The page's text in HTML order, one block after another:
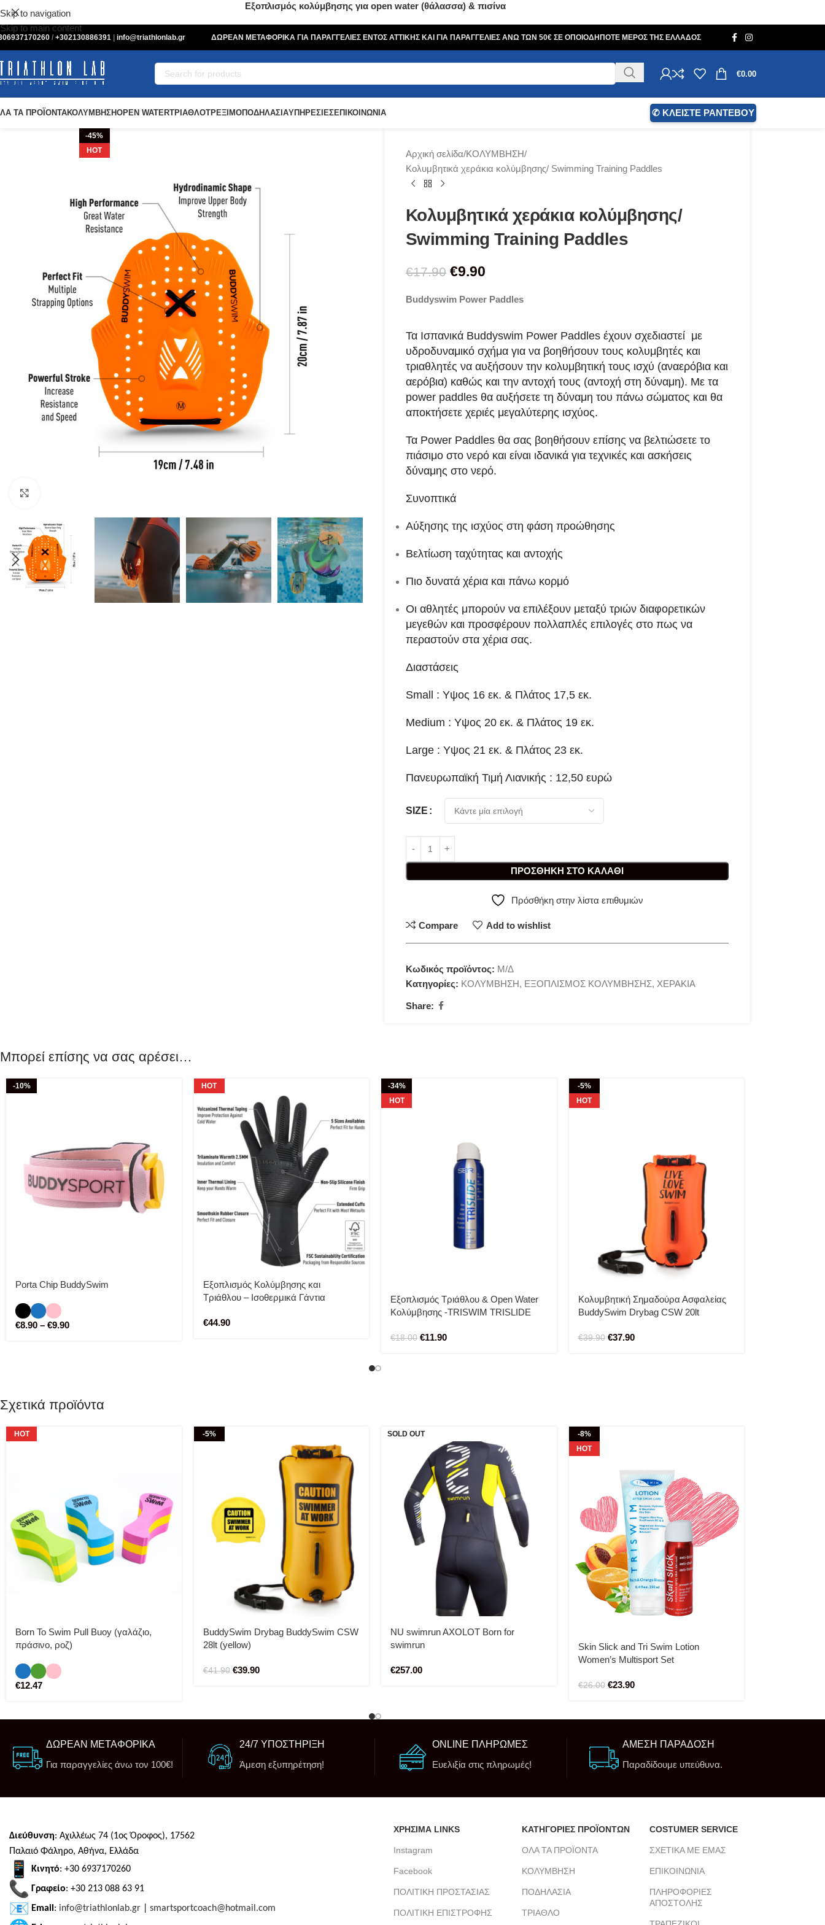
Skip to navigation
Skip to main content
Εξοπλισμός κολύμβησης για open water (θάλασσα) & πισίνα
/ +302130886391 info@triathlonlab.gr ΔΩΡΕΑΝ ΜΕΤΑΦΟΡΙΚΑ ΓΙΑ ΠΑΡΑΓΓΕΛΙΕΣ ΕΝΤΟΣ ΑΤΤΙΚΗΣ ΚΑΙ ΓΙΑ ΠΑΡΑΓΓΕΛΙΕΣ ΑΝΩ ΤΩΝ 50€ ΣΕ ΟΠΟΙΟΔΗΠΟΤΕ ΜΕΡΟΣ ΤΗΣ ΕΛΛΑΔΟΣ
€0.00
ΤΑ ΠΡΟΪΟΝΤΑΚΟΛΥΜΒΗΣΗOPEN WATERΤΡΙΑΘΛΟΤΡΕΞΙΜΟΠΟΔΗΛΑΣΙΑΥΠΗΡΕΣΙΕΣΕΠΙΚΟΙΝΩΝΙΑ ✆ ΚΛΕΙΣΤΕ ΡΑΝΤΕΒΟΥ
-45%
HOT
Αρχική σελίδα ΚΟΛΥΜΒΗΣΗ
Κολυμβητικά χεράκια κολύμβησης/ Swimming Training Paddles
Κολυμβητικά χεράκια κολύμβησης/
Swimming Training Paddles
€17.90 €9.90
Buddyswim Power Paddles
Τα Ισπανικά Buddyswim Power Paddles έχουν σχεδιαστεί με
υδροδυναμικό σχήμα για να βοηθήσουν τους κολυμβητές και
τριαθλητές να αυξήσουν την κολυμβητική τους ισχύ (αναερόβια και
αερόβια) καθώς και την αντοχή τους (αντοχή στη δύναμη). Με τα
power paddles θα αυξήσετε τη δύναμη του πάνω σώματος και θα
αποκτήσετε χεριές μεγαλύτερης ισχύος.
Τα Power Paddles θα σας βοηθήσουν επίσης να βελτιώσετε το
πιάσιμο στο νερό και είναι ιδανικά για τεχνικές και ασκήσεις
δύναμης στο νερό.
Συνοπτικά
Αύξησης της ισχύος στη φάση προώθησης
Βελτίωση ταχύτητας και αντοχής
Πιο δυνατά χέρια και πάνω κορμό
Οι αθλητές μπορούν να επιλέξουν μεταξύ τριών διαφορετικών
μεγεθών και προσφέρουν πολλαπλές επιλογές στο πως να
περαστούν στα χέρια σας.
Διαστάσεις
Small : Υψος 16 εκ. & Πλάτος 17,5 εκ.
Medium : Υψος 20 εκ. & Πλάτος 19 εκ.
Large : Υψος 21 εκ. & Πλάτος 23 εκ.
Πανευρωπαϊκή Τιμή Λιανικής : 12,50 ευρώ
SIZE
ΠΡΟΣΘΉΚΗ ΣΤΟ ΚΑΛΆΘΙ
Πρόσθήκη στην λίστα επιθυμιών
Compare Add to wishlist
Κωδικός προϊόντος: Μ/Δ
Κατηγορίες: ΚΟΛΥΜΒΗΣΗ, ΕΞΟΠΛΙΣΜΟΣ ΚΟΛΥΜΒΗΣΗΣ, ΧΕΡΑΚΙΑ
Share:
Μπορεί επίσης να σας αρέσει…
-10%
Porta Chip BuddySwim
€8.90 – €9.90
HOT
Εξοπλισμός Κολύμβησης και
Τριάθλου – Ισοθερμικά Γάντια
€44.90
-34%
HOT
Εξοπλισμός Τριάθλου & Open Water
Κολύμβησης -TRISWIM TRISLIDE
ερεθισμών, εγκαυμάτων και
€18.00 €11.90
-5%
HOT
Κολυμβητική Σημαδούρα Ασφαλείας
BuddySwim Drybag CSW 20lt
€39.90 €37.90
Σχετικά προϊόντα
HOT
Born To Swim Pull Buoy (γαλάζιο,
πράσινο, ροζ)
€12.47
-5%
BuddySwim Drybag BuddySwim CSW
28lt (yellow)
€41.90 €39.90
SOLD OUT
NU swimrun AXOLOT Born for
swimrun
€257.00
-8%
HOT
Skin Slick and Tri Swim Lotion
Women’s Multisport Set
€26.00 €23.90
ΔΩΡΕΑΝ ΜΕΤΑΦΟΡΙΚΑ
Για παραγγελίες άνω τον 100€!
24/7 ΥΠΟΣΤΗΡΙΞΗ
Άμεση εξυπηρέτηση!
ONLINE ΠΛΗΡΩΜΕΣ
Ευελιξία στις πληρωμές!
ΑΜΕΣΗ ΠΑΡΑΔΟΣΗ
Παραδίδουμε υπεύθυνα.
Διεύθυνση: Αχιλλέως 74 (1ος Όροφος), 17562
Παλαιό Φάληρο, Αθήνα, Ελλάδα
Κινητό: +30 6937170260
Γραφείο: +30 213 088 63 91
Email : info@triathlonlab.gr
smartsportcoach@hotmail.com
ΧΡΗΣΙΜΑ LINKS
Instagram
Facebook
ΠΟΛΙΤΙΚΗ ΠΡΟΣΤΑΣΙΑΣ
ΠΟΛΙΤΙΚΗ ΕΠΙΣΤΡΟΦΗΣ
ΚΑΤΗΓΟΡΙΕΣ ΠΡΟΪΟΝΤΩΝ
ΟΛΑ ΤΑ ΠΡΟΪΟΝΤΑ
ΚΟΛΥΜΒΗΣΗ
ΠΟΔΗΛΑΣΙΑ
ΤΡΙΑΘΛΟ
COSTUMER SERVICE
ΣΧΕΤΙΚΑ ΜΕ ΕΜΑΣ
ΕΠΙΚΟΙΝΩΝΙΑ
ΠΛΗΡΟΦΟΡΙΕΣ
ΑΠΟΣΤΟΛΗΣ